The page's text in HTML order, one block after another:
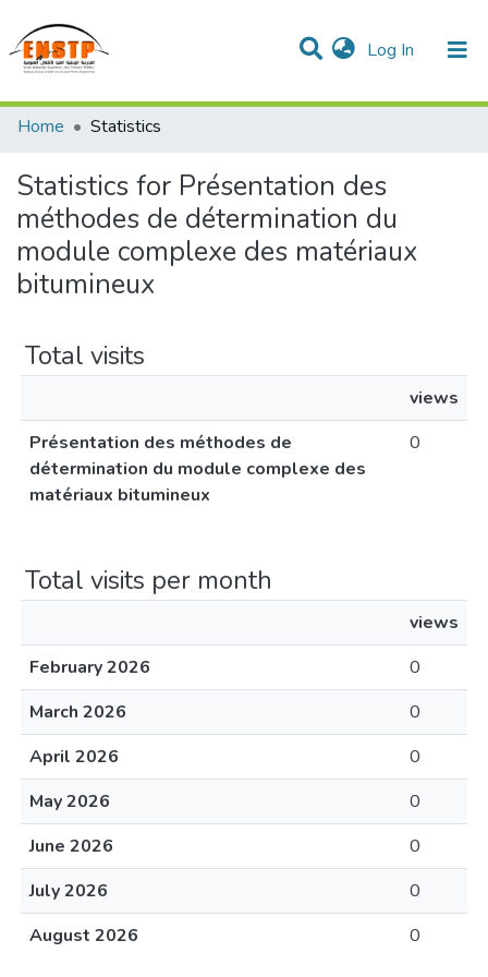
Log In (current)
DSPACE de l'École Nationale Supérieure des Travaux
Publics
Home Statistics
Statistics for Présentation des
méthodes de détermination du
module complexe des matériaux
bitumineux
Total visits
views
Présentation des méthodes de
détermination du module complexe des
matériaux bitumineux
0
Total visits per month
views
February 2026
0
March 2026
0
April 2026
0
May 2026
0
June 2026
0
July 2026
0
August 2026
0